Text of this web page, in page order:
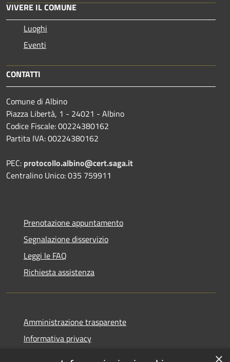
VIVERE IL COMUNE
Luoghi
Eventi
CONTATTI
Comune di Albino
Piazza Libertà, 1 - 24021 - Albino
Codice Fiscale: 00224380162
Partita IVA: 00224380162
PEC: protocollo.albino@cert.saga.it
Centralino Unico: 035 759911
Prenotazione appuntamento
Segnalazione disservizio
Leggi le FAQ
Richiesta assistenza
Amministrazione trasparente
Informativa privacy